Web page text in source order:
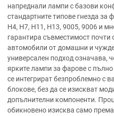
напреднали лампи с базови
стандартните типове гнезда за
H4, H7, H11, H13, 9005, 9006 и
гарантира съвместимост
автомобили от домашни и
универсален подход означава,
ярките лампи за фарове с пълно
се интегрират безпроблемно с
блокове, без да се изискват
допълнителни компоненти.
обикновено изисква само